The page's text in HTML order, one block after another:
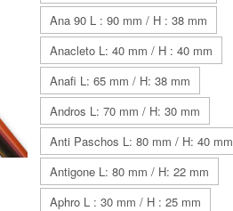
Ana 90 L : 90 mm / H : 38 mm
Anacleto L: 40 mm / H : 40 mm
Anafi L: 65 mm / H: 38 mm
Andros L: 70 mm / H: 30 mm
Anti Paschos L: 80 mm / H: 40 mm
Antigone L: 80 mm / H: 22 mm
Aphro L : 30 mm / H : 25 mm